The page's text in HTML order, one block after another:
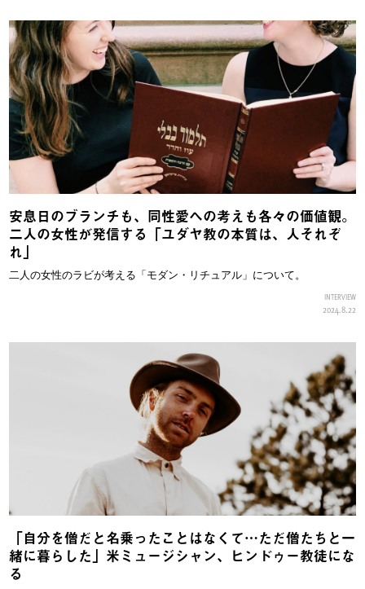
安息日のブランチも、同性愛への考えも各々の価値観。
二人の女性が発信する「ユダヤ教の本質は、人それぞ
れ」
二人の女性のラビが考える「モダン・リチュアル」について。
INTERVIEW
2024.8.22
「自分を僧だと名乗ったことはなくて…ただ僧たちと一
緒に暮らした」米ミュージシャン、ヒンドゥー教徒にな
る